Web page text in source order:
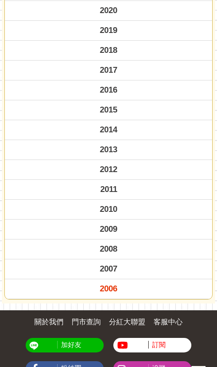
2020
2019
2018
2017
2016
2015
2014
2013
2012
2011
2010
2009
2008
2007
2006
關於我們 門市查詢 分紅大聯盟 客服中心
加好友 訂閱